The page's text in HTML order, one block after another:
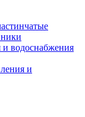
водоснабжения
и